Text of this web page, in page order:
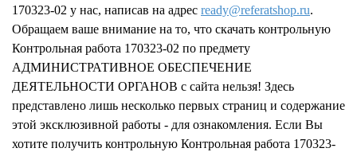
170323-02 у нас, написав на адрес ready@referatshop.ru.
Обращаем ваше внимание на то, что скачать контрольную
Контрольная работа 170323-02 по предмету
АДМИНИСТРАТИВНОЕ ОБЕСПЕЧЕНИЕ
ДЕЯТЕЛЬНОСТИ ОРГАНОВ с сайта нельзя! Здесь
представлено лишь несколько первых страниц и содержание
этой эксклюзивной работы - для ознакомления. Если Вы
хотите получить контрольную Контрольная работа 170323-